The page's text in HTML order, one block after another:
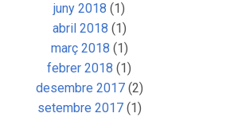
juny 2018 (1)
abril 2018 (1)
març 2018 (1)
febrer 2018 (1)
desembre 2017(2)
setembre 2017(1)